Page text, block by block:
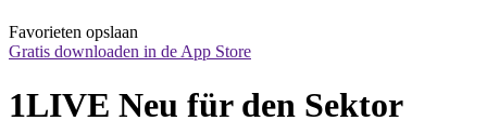
Favorieten opslaan
Gratis downloaden in de App Store
1LIVE Neu für den Sektor